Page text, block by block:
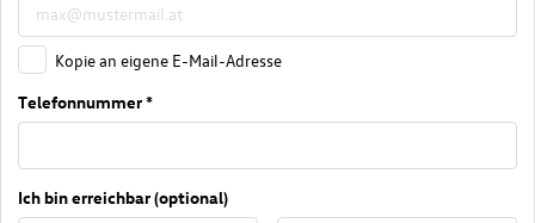
Kopie an eigene E-Mail-Adresse
Telefonnummer *
Ich bin erreichbar (optional)